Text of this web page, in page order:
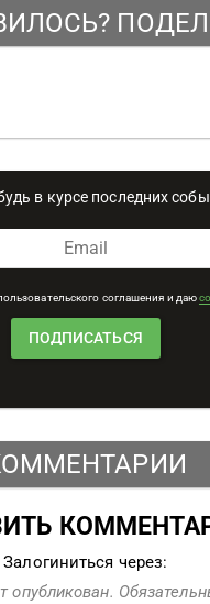
в курсе последних
соглашения и даю
Залогиниться через:
опубликован.